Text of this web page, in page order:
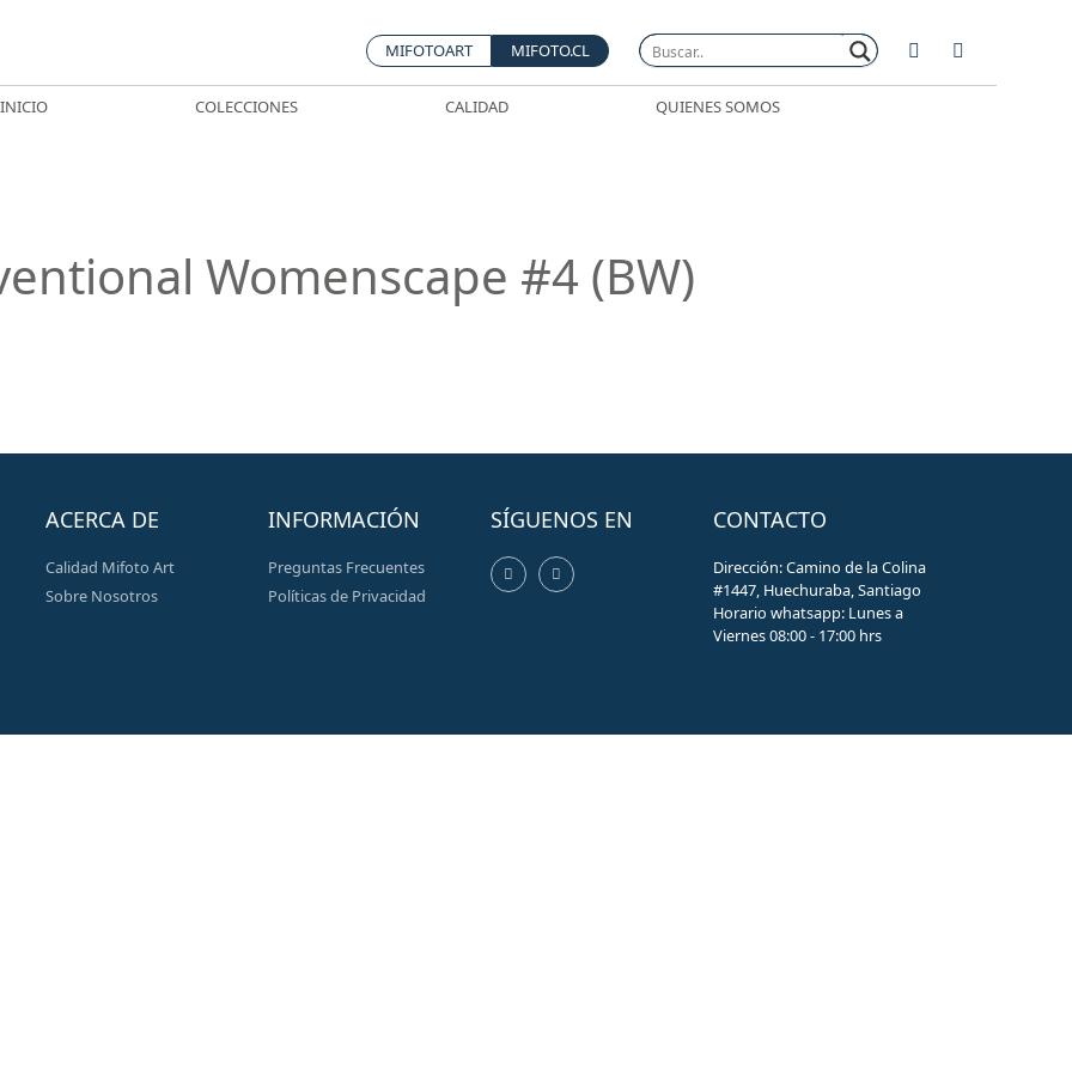
MIFOTOART MIFOTO.CL
INICIO COLECCIONES CALIDAD QUIENES SOMOS
Womenscape #4 (BW)
ACERCA DE
Calidad Mifoto Art
Sobre Nosotros
INFORMACIÓN
Preguntas Frecuentes
Políticas de Privacidad
SÍGUENOS EN CONTACTO
Dirección: Camino de la Colina
#1447, Huechuraba, Santiago
Horario whatsapp: Lunes a
Viernes 08:00 - 17:00 hrs